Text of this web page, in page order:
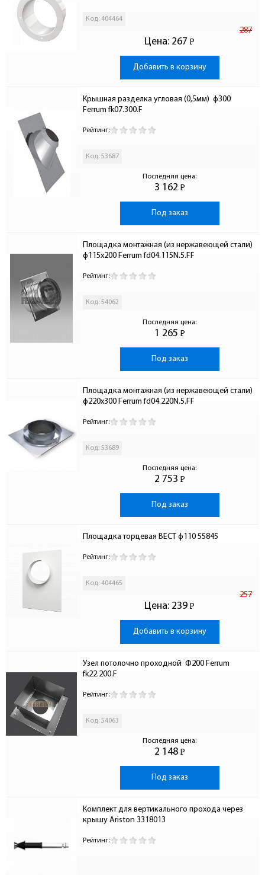
Код: 404464
Цена:
287
267 Р
-
Добавить в корзину
Крышная разделка угловая (0,5мм)  ф300
Ferrum fk07.300.F
Рейтинг:
Код: 53687
Последняя цена:
3 162 Р
-
Под заказ
Площадка монтажная (из нержавеющей стали)
ф115х200 Ferrum fd04.115N.5.FF
Рейтинг:
Код: 54062
Последняя цена:
1 265 Р
-
Под заказ
Площадка монтажная (из нержавеющей стали)
ф220х300 Ferrum fd04.220N.5.FF
Рейтинг:
Код: 53689
Последняя цена:
2 753 Р
-
Под заказ
Площадка торцевая ВЕСТ ф110 55845
Рейтинг:
Код: 404465
Цена:
257
239 Р
-
Добавить в корзину
Узел потолочно проходной  Ф200 Ferrum
fk22.200.F
Рейтинг:
Код: 54063
Последняя цена:
2 148 Р
-
Под заказ
Комплект для вертикального прохода через
крышу Ariston 3318013
Рейтинг: